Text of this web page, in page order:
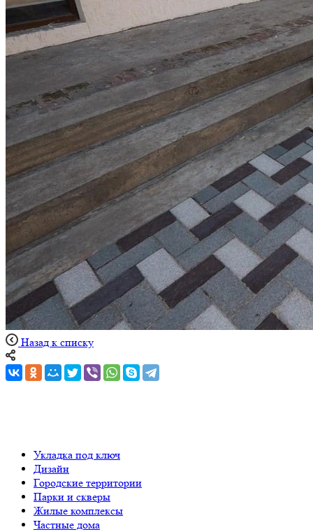
Назад к списку
Укладка под ключ
Дизайн
Городские территории
Парки и скверы
Жилые комплексы
Частные дома